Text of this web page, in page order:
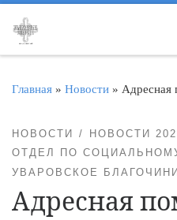
Перейти к содержимому
Главная » Новости »
НОВОСТИ
НОВОСТИ
ОТДЕЛ ПО
УВАРОВСКОЕ
Адресная